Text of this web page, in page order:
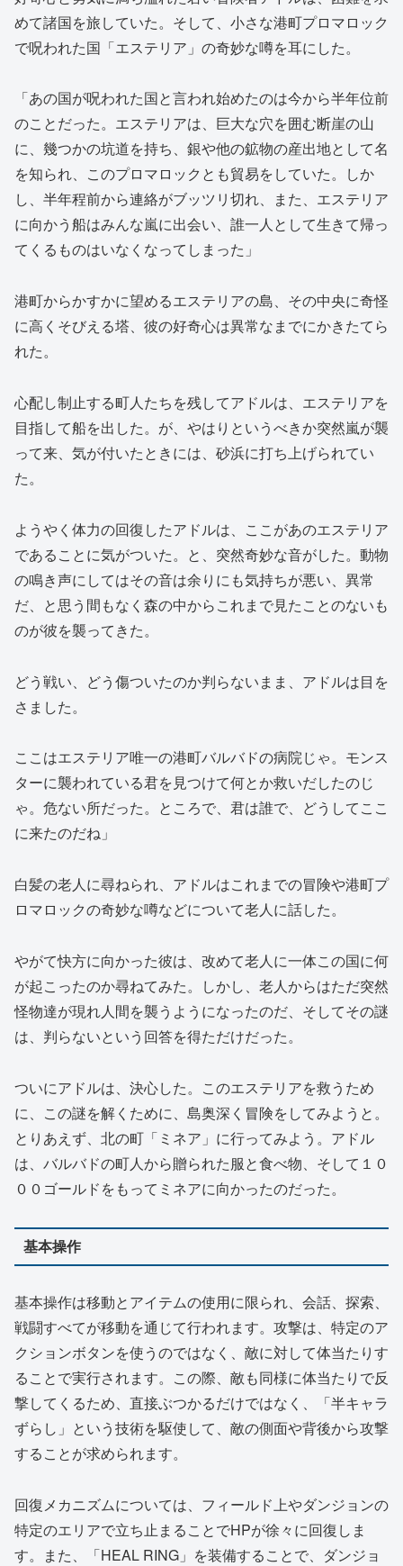
めて諸国を旅していた。そして、小さな港町プロマロック
で呪われた国「エステリア」の奇妙な噂を耳にした。
「あの国が呪われた国と言われ始めたのは今から半年位前
のことだった。エステリアは、巨大な穴を囲む断崖の山
に、幾つかの坑道を持ち、銀や他の鉱物の産出地として名
を知られ、このプロマロックとも貿易をしていた。しか
し、半年程前から連絡がブッツリ切れ、また、エステリア
に向かう船はみんな嵐に出会い、誰一人として生きて帰っ
てくるものはいなくなってしまった」
港町からかすかに望めるエステリアの島、その中央に奇怪
に高くそびえる塔、彼の好奇心は異常なまでにかきたてら
れた。
心配し制止する町人たちを残してアドルは、エステリアを
目指して船を出した。が、やはりというべきか突然嵐が襲
って来、気が付いたときには、砂浜に打ち上げられてい
た。
ようやく体力の回復したアドルは、ここがあのエステリア
であることに気がついた。と、突然奇妙な音がした。動物
の鳴き声にしてはその音は余りにも気持ちが悪い、異常
だ、と思う間もなく森の中からこれまで見たことのないも
のが彼を襲ってきた。
どう戦い、どう傷ついたのか判らないまま、アドルは目を
さました。
ここはエステリア唯一の港町バルバドの病院じゃ。モンス
ターに襲われている君を見つけて何とか救いだしたのじ
ゃ。危ない所だった。ところで、君は誰で、どうしてここ
に来たのだね」
白髪の老人に尋ねられ、アドルはこれまでの冒険や港町プ
ロマロックの奇妙な噂などについて老人に話した。
やがて快方に向かった彼は、改めて老人に一体この国に何
が起こったのか尋ねてみた。しかし、老人からはただ突然
怪物達が現れ人間を襲うようになったのだ、そしてその謎
は、判らないという回答を得ただけだった。
ついにアドルは、決心した。このエステリアを救うため
に、この謎を解くために、島奥深く冒険をしてみようと。
とりあえず、北の町「ミネア」に行ってみよう。アドル
は、バルバドの町人から贈られた服と食べ物、そして１０
００ゴールドをもってミネアに向かったのだった。
基本操作
基本操作は移動とアイテムの使用に限られ、会話、探索、
戦闘すべてが移動を通じて行われます。攻撃は、特定のア
クションボタンを使うのではなく、敵に対して体当たりす
ることで実行されます。この際、敵も同様に体当たりで反
撃してくるため、直接ぶつかるだけではなく、「半キャラ
ずらし」という技術を駆使して、敵の側面や背後から攻撃
することが求められます。
回復メカニズムについては、フィールド上やダンジョンの
特定のエリアで立ち止まることでHPが徐々に回復しま
す。また、「HEAL RING」を装備することで、ダンジョ